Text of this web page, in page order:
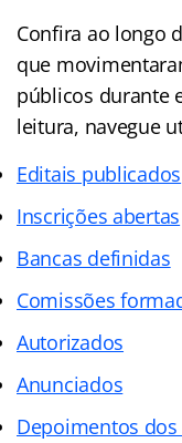
Confira ao longo
que
públicos durante
leitura, navegue
Editais publicados
Inscrições abertas
Bancas definidas
Comissões
Autorizados
Anunciados
Depoimentos